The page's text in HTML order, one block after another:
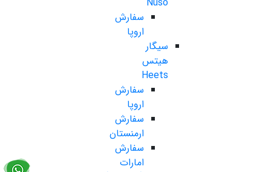
سفارش
اروپا
سیگار
هیتس
Heets
سفارش
اروپا
سفارش
ارمنستان
سفارش
امارات